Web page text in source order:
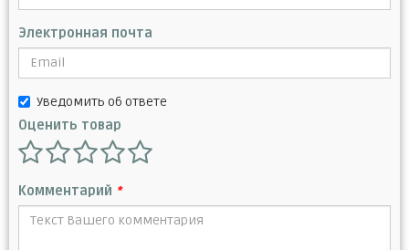
Электронная почта
Уведомить об ответе
Оценить товар
Комментарий *